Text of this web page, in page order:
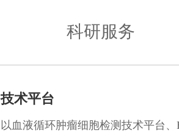
科研服务
技术平台
以血液循环肿瘤细胞检测技术平台